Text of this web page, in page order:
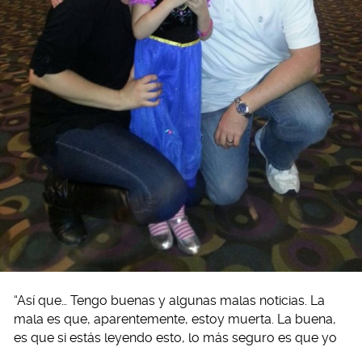
“Así que… Tengo buenas y algunas malas noticias. La
mala es que, aparentemente, estoy muerta. La buena,
es que si estás leyendo esto, lo más seguro es que yo